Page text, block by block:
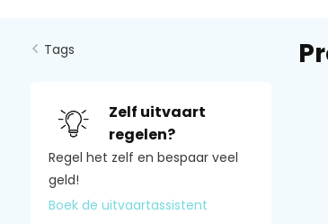
Tags
Zelf uitvaart
regelen?
Regel het zelf en bespaar veel
geld!
Boek de uitvaartassistent